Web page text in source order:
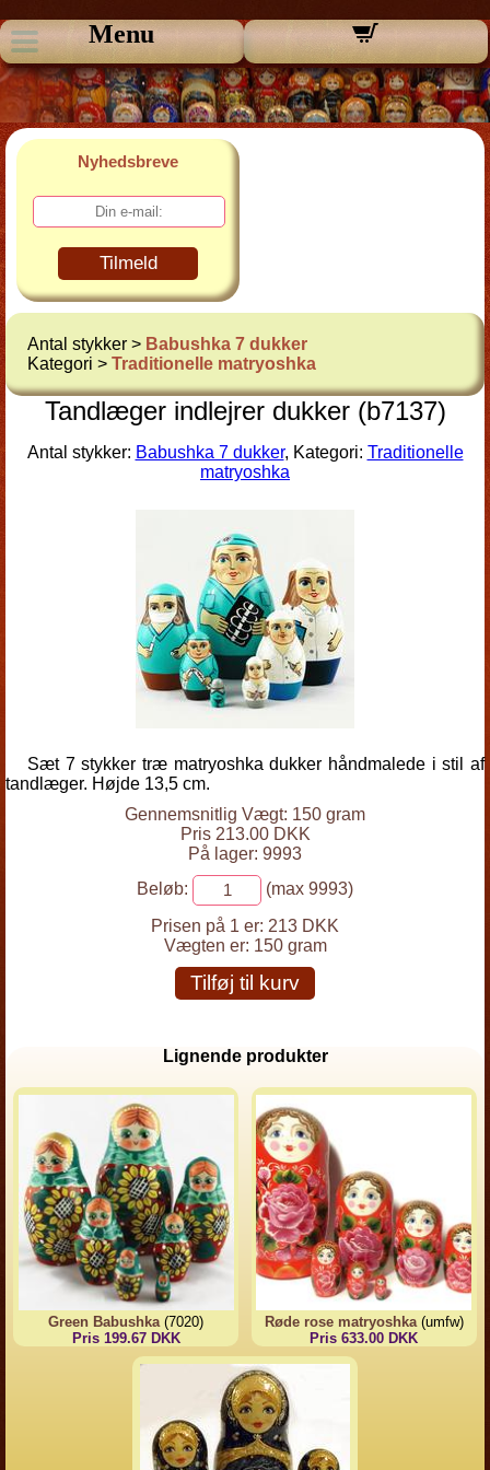
Menu
Nyhedsbreve
Tilmeld
Antal stykker > Babushka 7 dukker
Kategori > Traditionelle matryoshka
Tandlæger indlejrer dukker (b7137)
Antal stykker: Babushka 7 dukker, Kategori: Traditionelle
matryoshka
Sæt 7 stykker træ matryoshka dukker håndmalede i stil af
tandlæger. Højde 13,5 cm.
Gennemsnitlig Vægt: 150 gram
Pris 213.00 DKK
På lager: 9993
Beløb:
(max 9993)
Prisen på 1 er: 213 DKK
Vægten er: 150 gram
Tilføj til kurv
Lignende produkter
Green Babushka(7020)
Pris 199.67 DKK
Røde rose matryoshka(umfw)
Pris 633.00 DKK